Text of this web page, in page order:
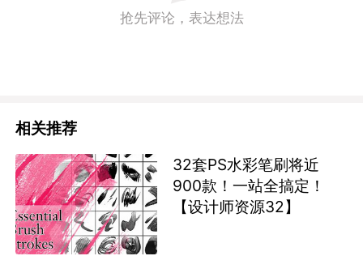
抢先评论，表达想法
相关推荐
32套PS水彩笔刷将近
900款！一站全搞定！
【设计师资源32】